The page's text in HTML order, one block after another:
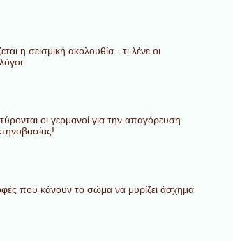
η σεισμική ακολουθία - τι λένε οι
οι γερμανοί για την απαγόρευση
που κάνουν το σώμα να μυρίζει άσχημα